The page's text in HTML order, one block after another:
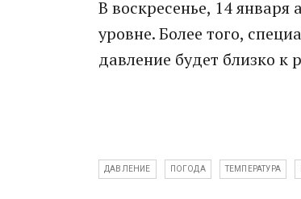
В воскресенье, 14
уровне. Более того,
давление будет близко к
ДАВЛЕНИЕ ПОГОДА ТЕМПЕРАТУРА